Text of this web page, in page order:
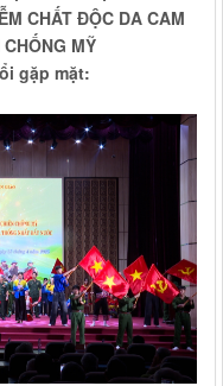
CHẤT ĐỘC DA CAM
MỸ
gặp mặt: